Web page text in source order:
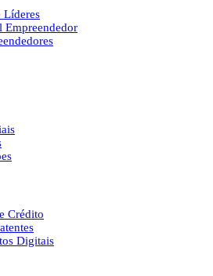
Líderes
Empreendedor
Crédito
Digitais